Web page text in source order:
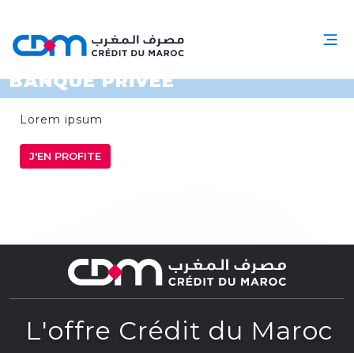
BANQUE PRIVEE
Lorem ipsum
J'EN PROFITE
L'offre Crédit du Maroc